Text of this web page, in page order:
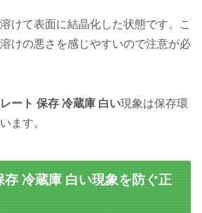
けて表面に結晶化した状態です。こ
けの悪さを感じやすいので注意が必
ート 保存 冷蔵庫 白い現象は保存環
ます。
存 冷蔵庫 白い現象を防ぐ正